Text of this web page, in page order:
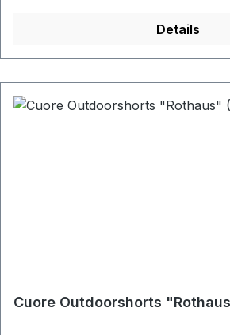
Details
Cuore Outdoorshorts